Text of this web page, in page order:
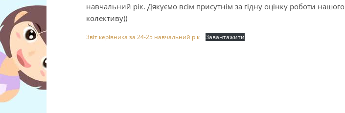
навчальний рік. Дякуємо всім присутнім за гідну оцінку роботи нашого
колективу))
Звіт керівника за 24-25 навчальний рік Завантажити